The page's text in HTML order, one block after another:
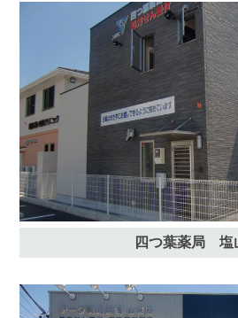
四つ葉薬局 塩